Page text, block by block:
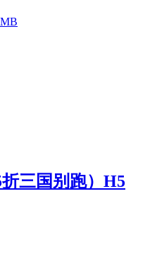
三国别跑）H5